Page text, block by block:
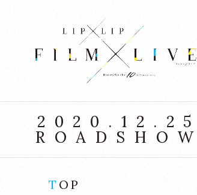
2020.12.25
ROADSHOW
T OP